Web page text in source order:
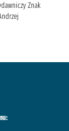
Znak